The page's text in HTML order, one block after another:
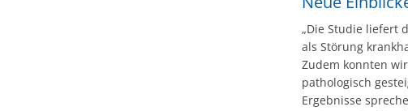
„Die Studie liefert
als Störung
Zudem konnten
pathologisch
Ergebnisse